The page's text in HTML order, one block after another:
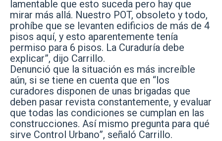
lamentable que esto suceda pero hay que
mirar más allá. Nuestro POT, obsoleto y todo,
prohíbe que se levanten edificios de más de 4
pisos aquí, y esto aparentemente tenía
permiso para 6 pisos. La Curaduría debe
explicar”, dijo Carrillo.
Denunció que la situación es más increíble
aún, si se tiene en cuenta que en “los
curadores disponen de unas brigadas que
deben pasar revista constantemente, y evaluar
que todas las condiciones se cumplan en las
construcciones. Así mismo pregunta para qué
sirve Control Urbano”, señaló Carrillo.